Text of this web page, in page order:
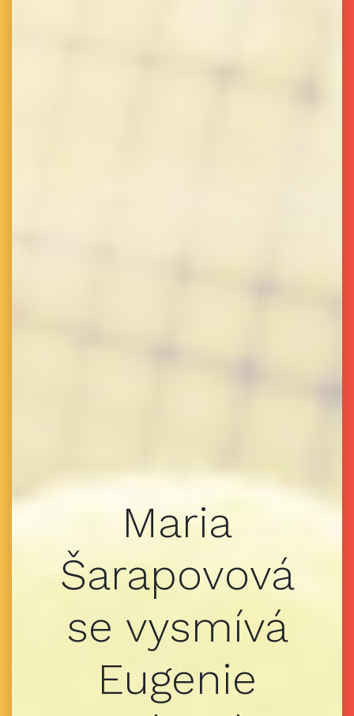
Maria
Šarapovová
se vysmívá
Eugenie